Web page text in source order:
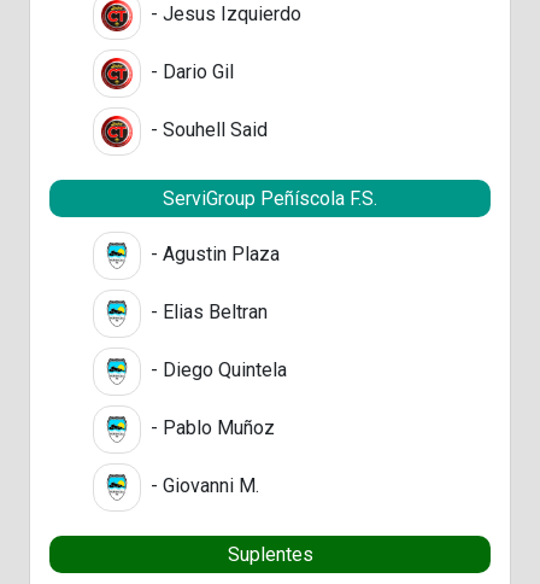
- Jesus Izquierdo
- Dario Gil
- Souhell Said
ServiGroup Peñíscola F.S.
- Agustin Plaza
- Elias Beltran
- Diego Quintela
- Pablo Muñoz
- Giovanni M.
Suplentes